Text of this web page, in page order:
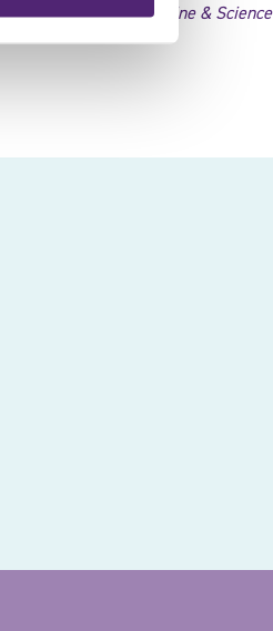
proprioception’Medicine & Science